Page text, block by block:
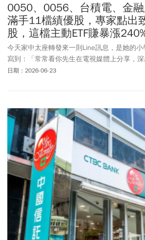
0050、0056、台積電、金
滿手11檔績優股，專家點出
股，這檔主動ETF賺暴漲
今天家中太座轉發來一則Line訊息，是她的
寫到：「常常看你先生在電視媒體上分享，
我看一下我手上的持股」。接著就是一長串地
(2882)。這一長串地持股，如果單看個股，
是台北股市裡績優權值股，絕對都是一時之
看，就會發現一個問題，就是持股的重覆度偏
日期：2026-06-23